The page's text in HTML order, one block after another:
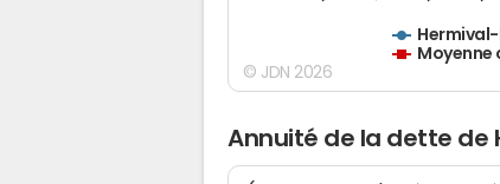
© JDN 2026
Annuité de la dette de